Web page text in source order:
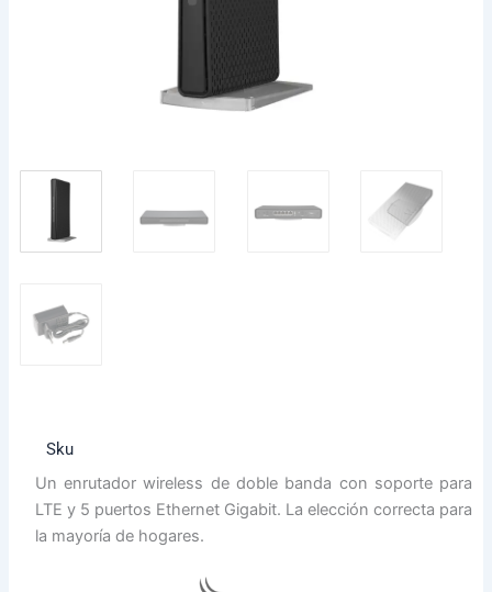
Sku
Un enrutador wireless de doble banda con soporte para
LTE y 5 puertos Ethernet Gigabit. La elección correcta para
la mayoría de hogares.